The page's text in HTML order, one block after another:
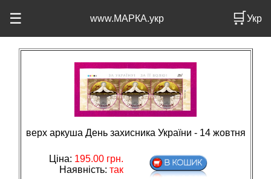
☰ www.МАРКА.укр 🛒Укр
верх аркуша День захисника України - 14 жовтня
Ціна: 195.00грн.
Наявність: так